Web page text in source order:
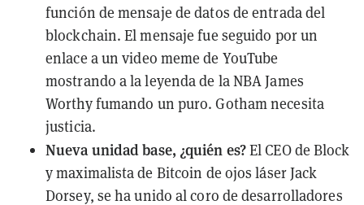
función de mensaje de datos de entrada del
blockchain. El mensaje fue seguido por un
enlace a unvideo meme de YouTube
mostrando a la leyenda de la NBA James
Worthy fumando un puro. Gotham necesita
justicia.
Nueva unidad base, ¿quién es?El CEO de Block
y maximalista de Bitcoin de ojos láser Jack
Dorsey, se haunido al coro de desarrolladores